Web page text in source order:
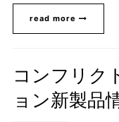
read more
コンフリク
ョン新製品